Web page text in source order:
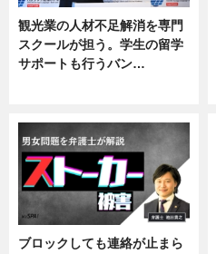
観光業の人材不足解消を専門
スクールが担う。学生の留学
サポートも行うバン…
ブロックしても連絡が止まら